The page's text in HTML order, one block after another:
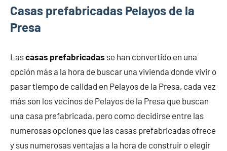
Casas prefabricadas Pelayos de la
Presa
Lascasas prefabricadas se han convertido en una
opción más a la hora de buscar una vivienda donde vivir o
pasar tiempo de calidad en Pelayos de la Presa, cada vez
más son los vecinos de Pelayos de la Presa que buscan
una casa prefabricada, pero como decidirse entre las
numerosas opciones que las casas prefabricadas ofrece
y sus numerosas ventajas a la hora de construir o elegir